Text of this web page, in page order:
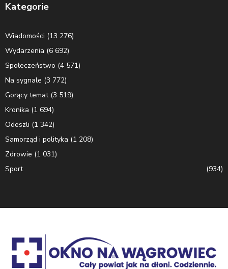
Kategorie
Wiadomości (13 276)
Wydarzenia (6 692)
Społeczeństwo (4 571)
Na sygnale (3 772)
Gorący temat(3 519)
Kronika (1 694)
Odeszli (1 342)
Samorząd i polityka (1 208)
Zdrowie (1 031)
Sport
(934)